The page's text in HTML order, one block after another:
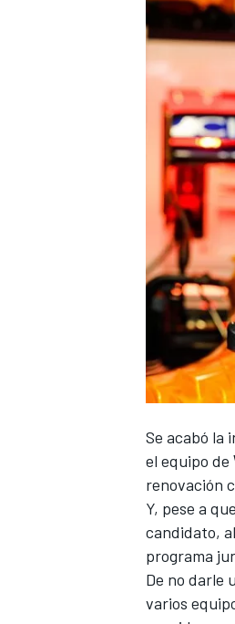
WEC
Se acabó la
el equipo de
renovación
Y, pese a que
candidato,
programa
De no darle
varios